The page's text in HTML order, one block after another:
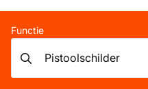
Functie